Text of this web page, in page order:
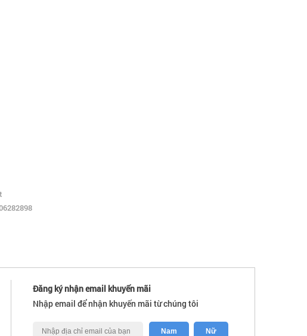
Đăng ký nhận email khuyến mãi
Nhập email để nhận khuyến mãi từ chúng tôi